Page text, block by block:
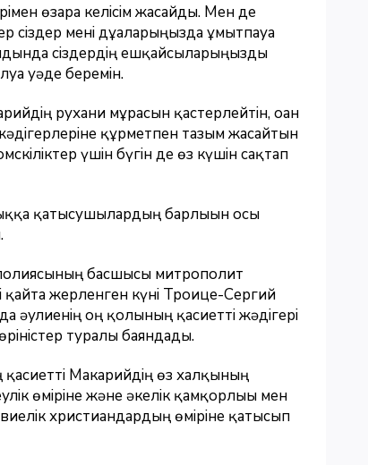
өзара келісім жасайды. Мен де
сіздер мені дұғаларыңызда ұмытпауға
сіздердің ешқайсыларыңызды
уәде беремін.
рухани мұрасын қастерлейтін, оған
құрметпен тағзым жасайтын
үшін бүгін де өз күшін сақтап
қатысушылардың барлығын осы
басшысы митрополит
қайта жерленген күні Троице-Сергий
оң қолының қасиетті жәдігері
туралы баяндады.
Макарийдің өз халқының
өміріне және әкелік қамқорлығы мен
христиандардың өміріне қатысып